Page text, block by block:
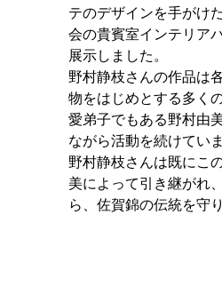
テのデザインを手がけ
会の貴賓室インテリア
展示しました。
野村静枝さんの作品は
物をはじめとする多く
愛弟子でもある野村由
ながら活動を続けてい
野村静枝さんは既にこ
美によって引き継がれ
ら、佐賀錦の伝統を守